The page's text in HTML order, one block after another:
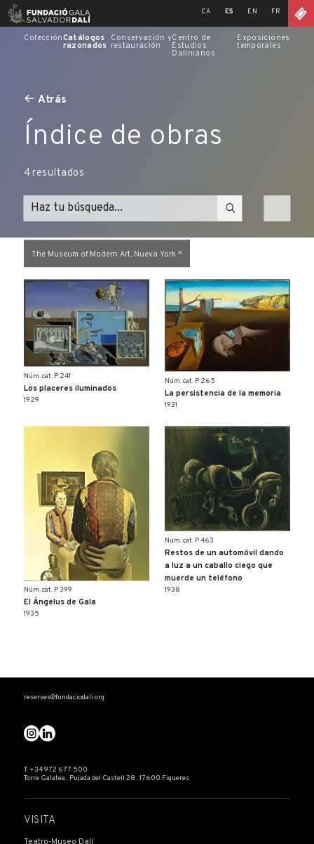
Skip
CA ES EN FR
ColecciónCatálogos
razonados
Conservación y
restauración
Centro de
Estudios
Dalinianos
Exposiciones
temporales
Atrás
Índice de obras
4 resultados
The Museum of Modern Art, Nueva York
Núm. cat. P 241
Los placeres iluminados
1929
Núm. cat. P 265
La persistencia de la memoria
1931
Núm. cat. P 399
El Ángelus de Gala
1935
Núm. cat. P 463
Restos de un automóvil dando
a luz a un caballo ciego que
muerde un teléfono
1938
reserves@fundaciodali.org
T. +34 972 677 500
Torre Galatea . Pujada del Castell 28 . 17600 Figueres
VISITA
Teatro-Museo Dalí